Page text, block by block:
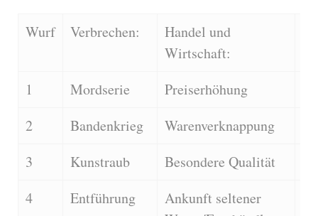
Wurf Verbrechen:
Handel und
Wirtschaft:
1 Mordserie Preiserhöhung
2
Bandenkrieg Warenverknappung
3
Kunstraub Besondere Qualität
4
Entführung
Ankunft seltener